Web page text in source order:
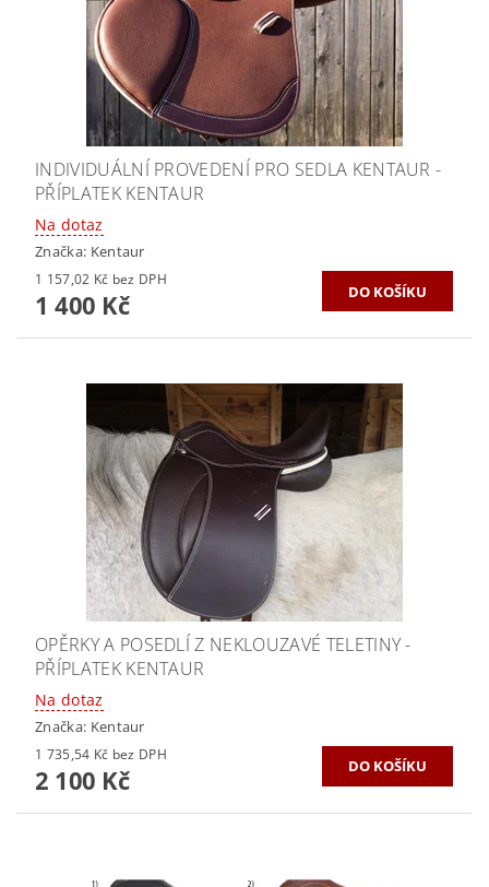
INDIVIDUÁLNÍ PROVEDENÍ PRO SEDLA KENTAUR -
PŘÍPLATEK KENTAUR
Na dotaz
Značka: Kentaur
1 157,02 Kč bez DPH
1 400 Kč
OPĚRKY A POSEDLÍ Z NEKLOUZAVÉ TELETINY -
PŘÍPLATEK KENTAUR
Na dotaz
Značka: Kentaur
1 735,54 Kč bez DPH
2 100 Kč